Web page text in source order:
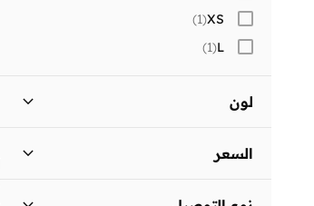
XS
(
1
)
L
(
1
)
لون
السعر